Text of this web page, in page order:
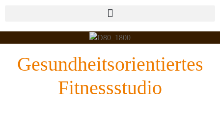
Gesundheitsorientiertes
Fitnessstudio